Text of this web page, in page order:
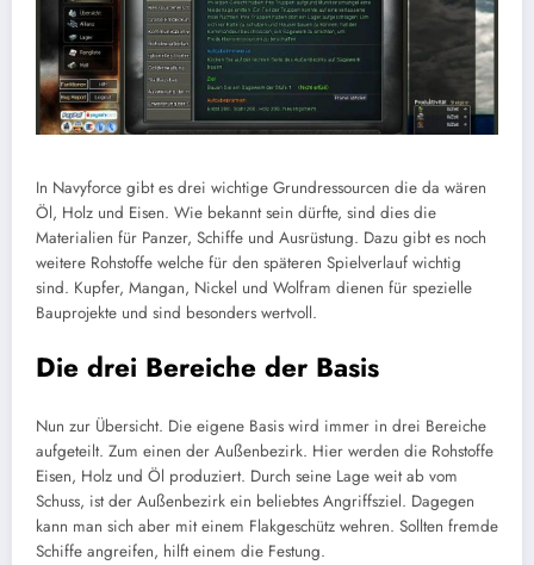
In Navyforce gibt es drei wichtige Grundressourcen die da wären
Öl, Holz und Eisen. Wie bekannt sein dürfte, sind dies die
Materialien für Panzer, Schiffe und Ausrüstung. Dazu gibt es noch
weitere Rohstoffe welche für den späteren Spielverlauf wichtig
sind. Kupfer, Mangan, Nickel und Wolfram dienen für spezielle
Bauprojekte und sind besonders wertvoll.
Die drei Bereiche der Basis
Nun zur Übersicht. Die eigene Basis wird immer in drei Bereiche
aufgeteilt. Zum einen der Außenbezirk. Hier werden die Rohstoffe
Eisen, Holz und Öl produziert. Durch seine Lage weit ab vom
Schuss, ist der Außenbezirk ein beliebtes Angriffsziel. Dagegen
kann man sich aber mit einem Flakgeschütz wehren. Sollten fremde
Schiffe angreifen, hilft einem die Festung.